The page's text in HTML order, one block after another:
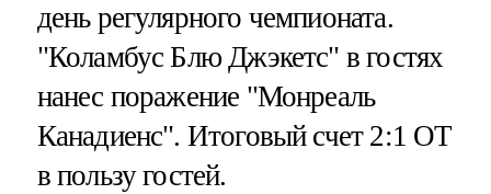
день регулярного чемпионата.
"Коламбус Блю Джэкетс" в гостях
нанес поражение "Монреаль
Канадиенс". Итоговый счет 2:1 ОТ
в пользу гостей.